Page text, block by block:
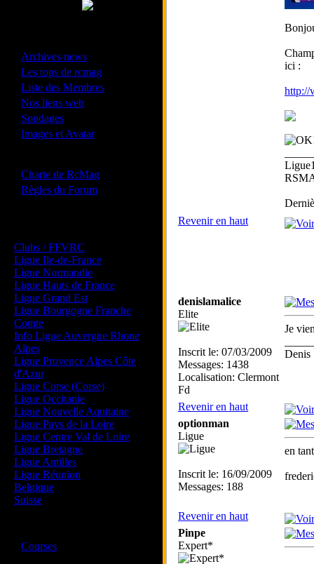
Archives news
Les tops de rcmag
Liste des Membres
Nos liens web
Sondages
Images et Avatar
Charte de RcMag
Règles du Forum
Clubs / FFVRC
Ligue Ile-de-France
Ligue Normandie
Ligue Hauts de France
Ligue Grand Est
Ligue Bourgogne Franche
Comte
Info Ligue Auvergne Rhone
Alpes
Ligue Provence Alpes Côte
d'Azur
Ligue Corse (Corse)
Ligue Occitanie
Ligue Nouvelle Aquitaine
Ligue Pays de la Loire
Ligue Centre Val de Loire
Ligue Bretagne
Ligue Antilles
Ligue Réunion
Belgique
Suisse
Courses
ici :
http://
Revenir en haut
denislamalice
Elite
Inscrit le: 07/03/2009
Messages: 1438
Localisation: Clermont
Fd
Je
Denis
Revenir en haut
optionman
Ligue
Inscrit le: 16/09/2009
Messages: 188
en
Revenir en haut
Pinpe
Expert*